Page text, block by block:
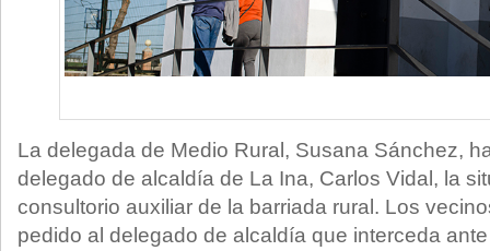
La delegada de Medio Rural, Susana Sánchez,
delegado de alcaldía de La Ina, Carlos Vidal, la
consultorio auxiliar de la barriada rural. Los
pedido al delegado de alcaldía que interceda